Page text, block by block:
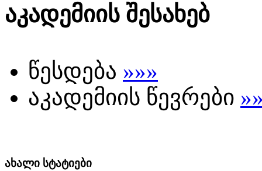
აკადემიის შესახებ
წესდება »»»
აკადემიის წევრები
ახალი სტატიები